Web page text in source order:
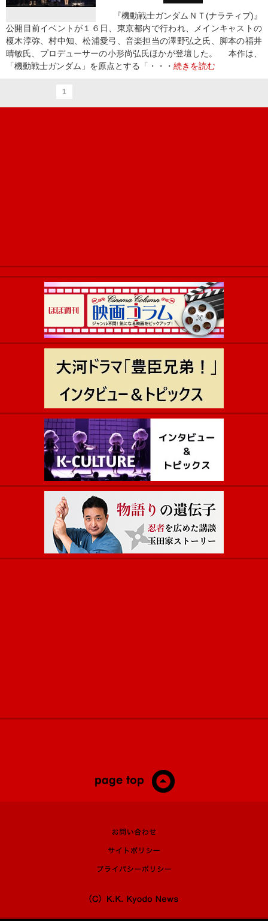
『機動戦士ガンダムＮＴ(ナラティブ)』
公開目前イベントが１６日、東京都内で行われ、メインキャストの
榎木淳弥、村中知、松浦愛弓、音楽担当の澤野弘之氏、脚本の福井
晴敏氏、プロデューサーの小形尚弘氏ほかが登壇した。 本作は、
「機動戦士ガンダム」を原点とする「・・・ 続きを読む
1